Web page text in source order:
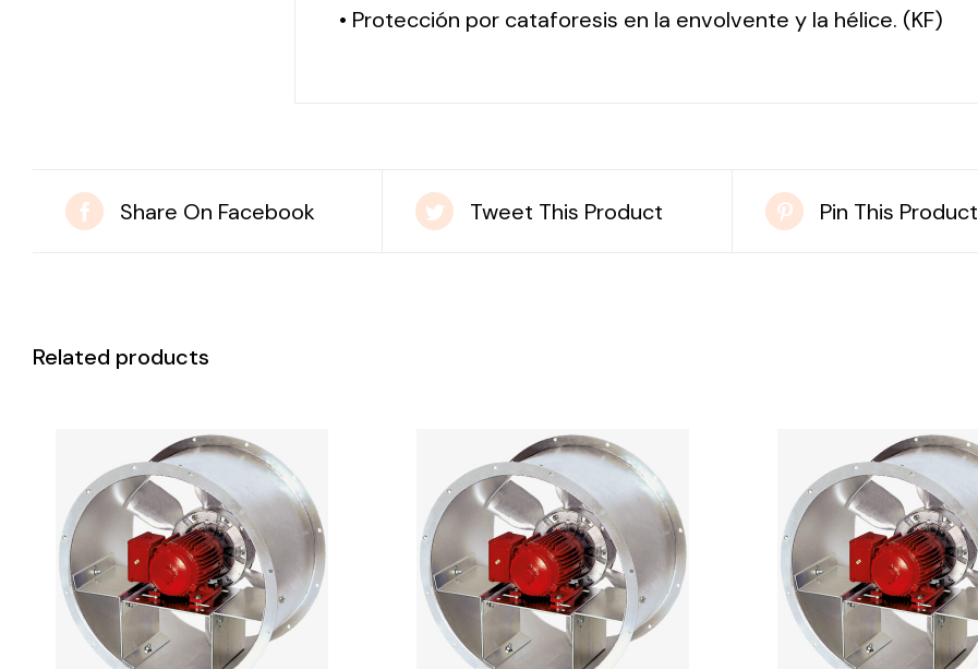
• Protección por cataforesis en la envolvente y la hélice. (KF)
Share On Facebook Tweet This Product Pin This Product
Related products
DETAILS DETAILS DETAILS